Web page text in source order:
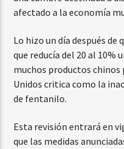
afectado a la economía
Lo hizo un día después
que reducía del 20 al 10%
muchos productos chinos
Unidos critica como la
de fentanilo.
Esta revisión entrará en
que las medidas